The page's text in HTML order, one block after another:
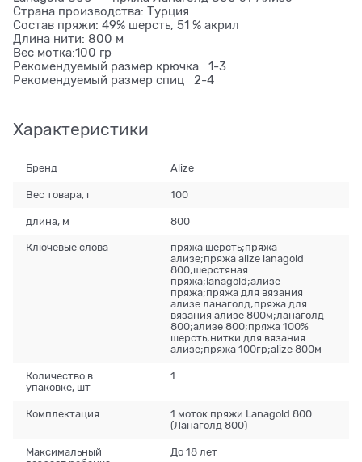
Страна производства: Турция
Состав пряжи: 49% шерсть, 51 % акрил
Длина нити: 800 м
Вес мотка:100 гр
Рекомендуемый размер крючка 1-3
Рекомендуемый размер спиц 2-4
Характеристики
Бренд Alize
Вес товара, г 100
длина, м 800
Ключевые слова
пряжа шерсть;пряжа
ализе;пряжа alize lanagold
800;шерстяная
пряжа;lanagold;ализе
пряжа;пряжа для вязания
ализе ланаголд;пряжа для
вязания ализе 800м;ланаголд
800;ализе 800;пряжа 100%
шерсть;нитки для вязания
ализе;пряжа 100гр;alize 800м
Количество в
упаковке, шт
1
Комплектация
1 моток пряжи Lanagold 800
(Ланаголд 800)
Максимальный
До 18 лет